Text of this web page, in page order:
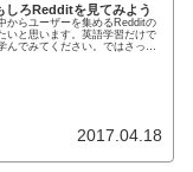
しろRedditを見てみよう
からユーザーを集めるRedditの
いと思います。英語学習だけで
でみてください。ではさっそ
2017.04.18